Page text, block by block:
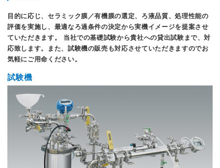
目的に応じ、セラミック膜／有機膜の選定、ろ液品質、処理性能の
評価を実施し、最適なろ過条件の決定から実機イメージを提案させ
ていただきます。 当社での基礎試験から貴社への貸出試験まで、対
応致します。また、試験機の販売も対応させていただきますのでお
気軽にご用命ください。
試験機